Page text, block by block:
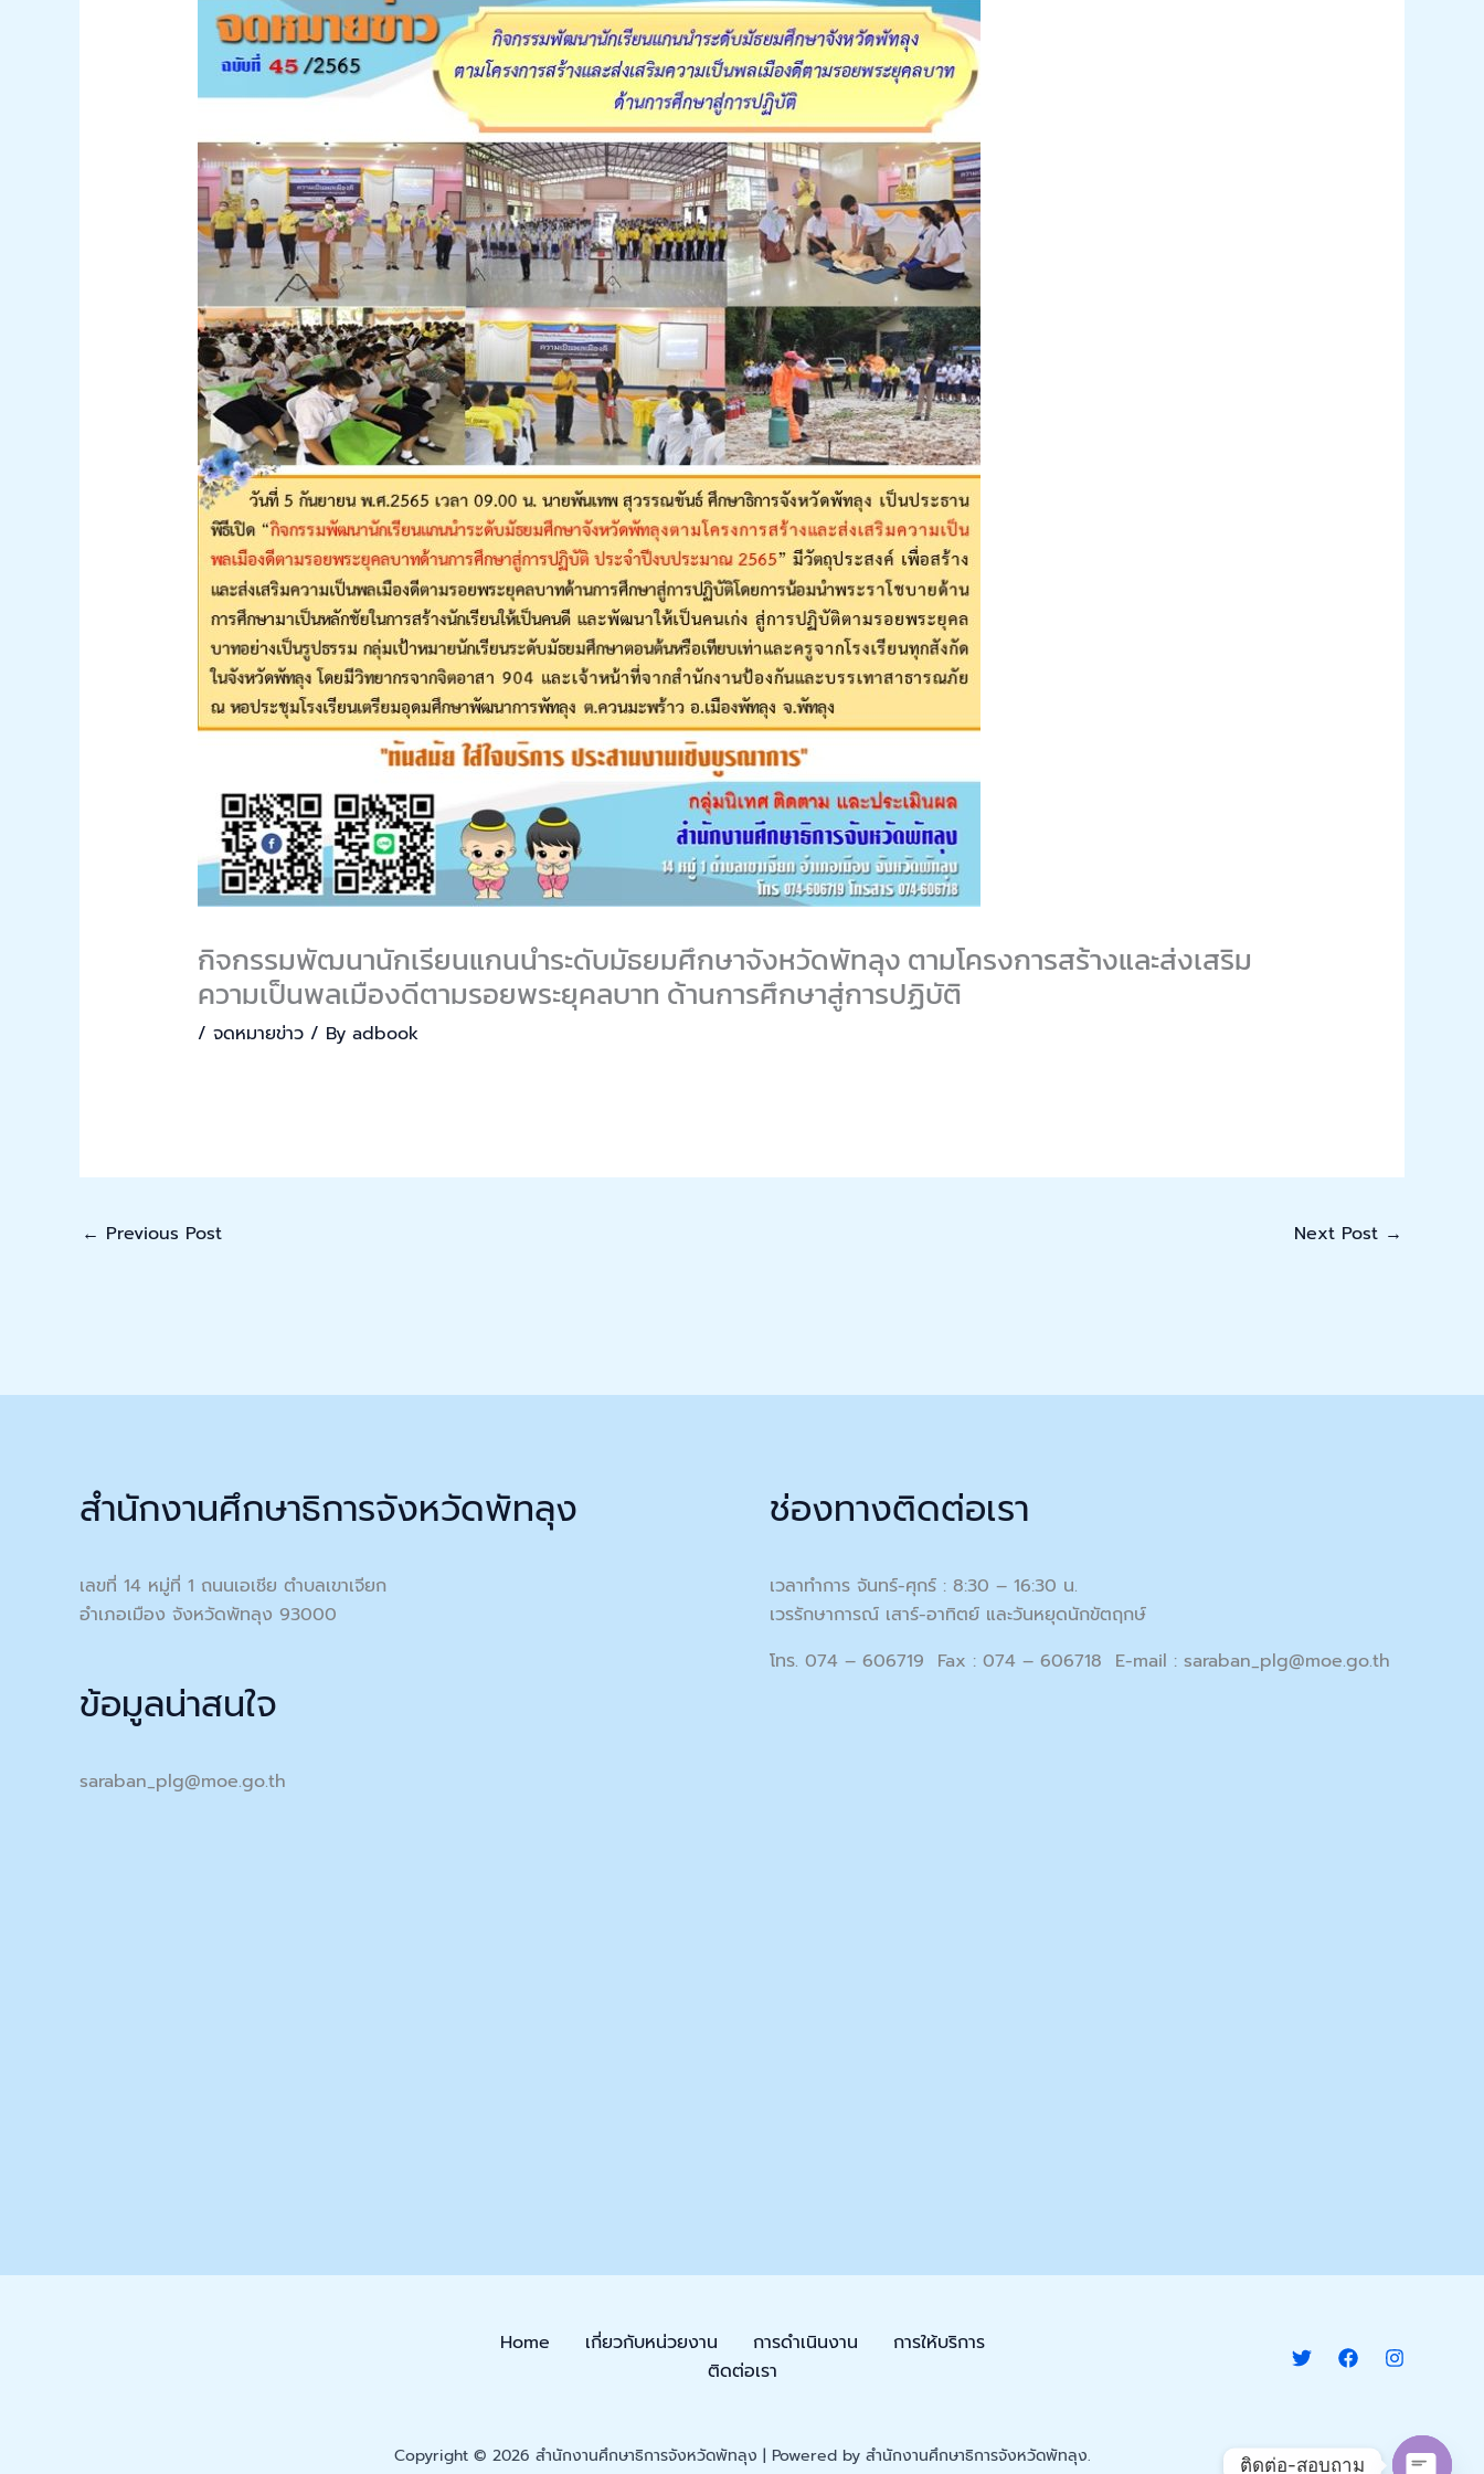
กิจกรรมพัฒนานักเรียนแกนนำระดับมัธยมศึกษาจังหวัดพัทลุง ตามโครงการสร้างและส่งเสริม
ความเป็นพลเมืองดีตามรอยพระยุคลบาท ด้านการศึกษาสู่การปฏิบัติ
/ จดหมายข่าว/ By adbook
← Previous Post Next Post →
สำนักงานศึกษาธิการจังหวัดพัทลุง
เลขที่ 14 หมู่ที่ 1 ถนนเอเชีย ตำบลเขาเจียก
อำเภอเมือง จังหวัดพัทลุง 93000
ข้อมูลน่าสนใจ
saraban_plg@moe.go.th
ช่องทางติดต่อเรา
เวลาทำการ จันทร์-ศุกร์ : 8:30 – 16:30 น.
เวรรักษาการณ์ เสาร์-อาทิตย์ และวันหยุดนักขัตฤกษ์
โทร. 074 – 606719 Fax : 074 – 606718 E-mail : saraban_plg@moe.go.th
Home เกี่ยวกับหน่วยงาน การดำเนินงาน
การให้บริการ
ติดต่อเรา
Copyright © 2026 สำนักงานศึกษาธิการจังหวัดพัทลุง | Powered by สำนักงานศึกษาธิการจังหวัดพัทลุง. ติดต่อ-สอบถาม